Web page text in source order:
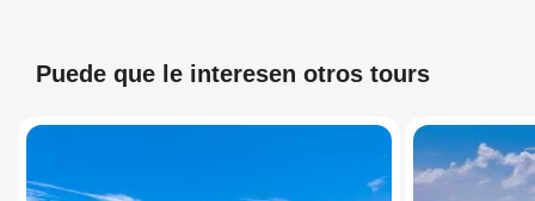
Puede que le interesen otros tours